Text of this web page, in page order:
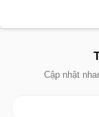
Cập nhật